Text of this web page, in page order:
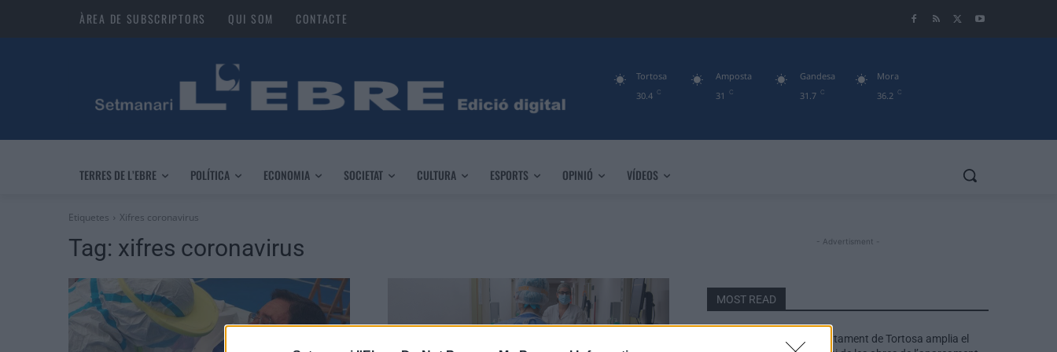
ÀREA DE SUBSCRIPTORS QUI SOM CONTACTE
30.4 C
Tortosa
31
C
Amposta
31.7 C
Gandesa
36.2 C
Mora
TERRES DE L’EBRE POLÍTICA ECONOMIA SOCIETAT CULTURA ESPORTS OPINIÓ VÍDEOS
Etiquetes Xifres coronavirus
Tag: xifres coronavirus - Advertisment -
MOST READ
L’Ajuntament de Tortosa amplia el